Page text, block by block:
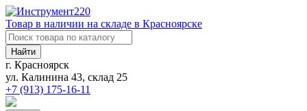
Товар в наличии на складе в Красноярске
Найти
г. Красноярск
ул. Калинина 43, склад 25
+7 (913) 175-16-11